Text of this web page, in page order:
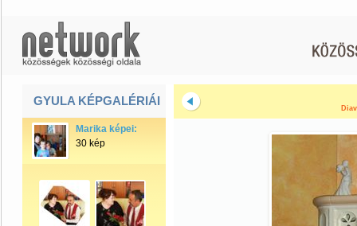
GYULA KÉPGALÉRIÁI
Marika képei:
30 kép